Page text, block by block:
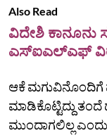
Also Read
ವಿದೇಶಿ ಕಾನೂನು
ಎಸ್ಐಎಲ್ಎಫ್
ಆಕೆ ಮಗುವಿನೊಂದಿಗೆ
ಮಾಡಿಕೊಟ್ಟಿದ್ದು
ಮುಂದಾಗಲಿಲ್ಲ